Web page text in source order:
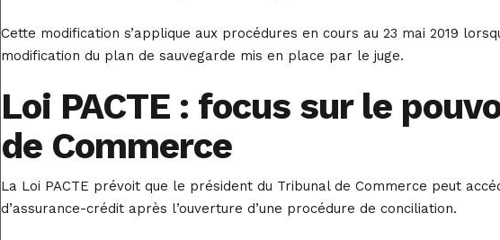
Cette modification s’applique aux procédures en cours au 23 mai 2019
modification du plan de sauvegarde mis en place par le juge.
Loi PACTE : focus sur le
de Commerce
La Loi PACTE prévoit que le président du Tribunal de Commerce peut
d’assurance-crédit après l’ouverture d’une procédure de conciliation.